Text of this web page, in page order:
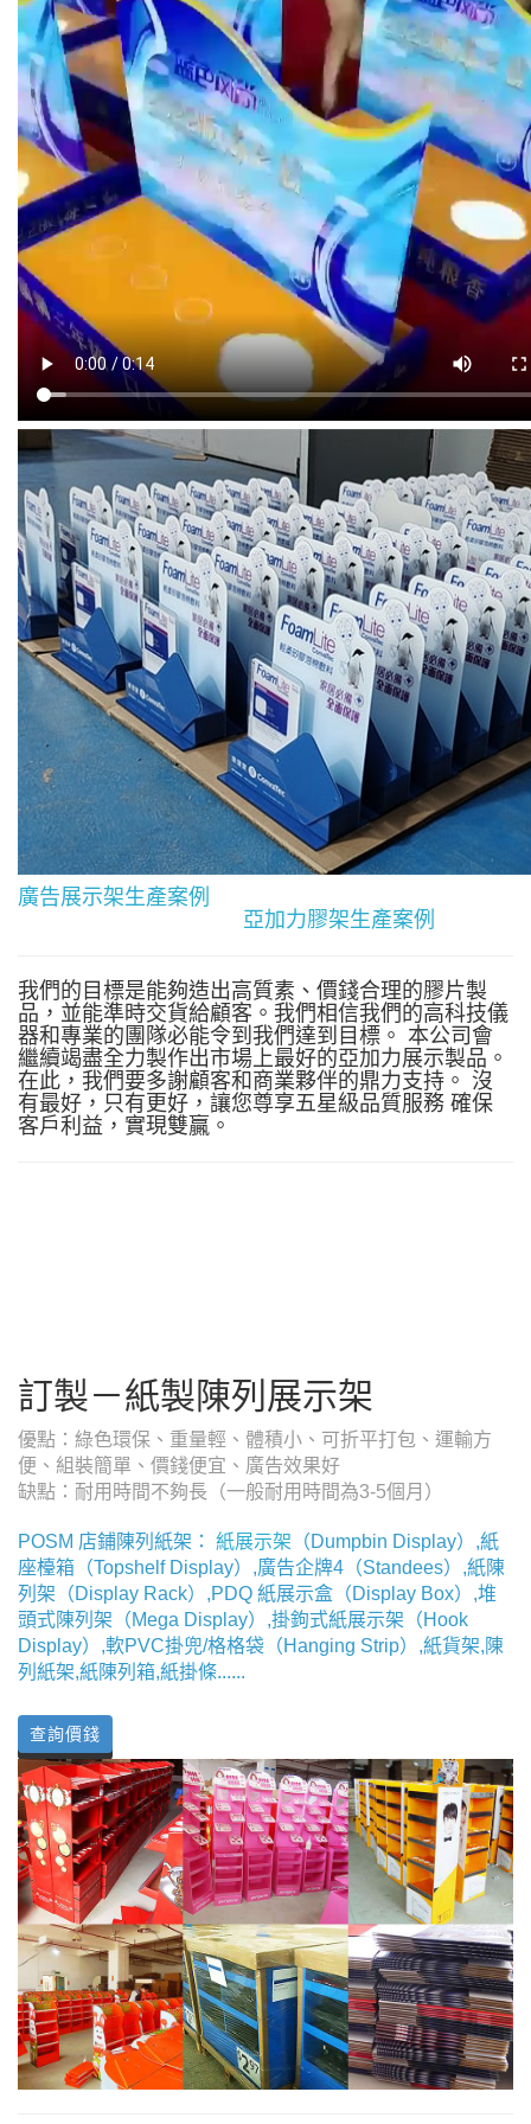
廣告展示架生產案例
亞加力膠架生產案例
我們的目標是能夠造出高質素、價錢合理的膠片製
品，並能準時交貨給顧客。我們相信我們的高科技儀
器和專業的團隊必能令到我們達到目標。 本公司會
繼續竭盡全力製作出市場上最好的亞加力展示製品。
在此，我們要多謝顧客和商業夥伴的鼎力支持。 沒
有最好，只有更好，讓您尊享五星級品質服務 確保
客戶利益，實現雙贏。
訂製－紙製陳列展示架
優點：綠色環保、重量輕、體積小、可折平打包、運輸方
便、組裝簡單、價錢便宜、廣告效果好
缺點：耐用時間不夠長（一般耐用時間為3-5個月）
POSM 店鋪陳列紙架： 紙展示架 （Dumpbin Display）,紙
座檯箱（Topshelf Display）,廣告企牌4（Standees）,紙陳
列架（Display Rack）,PDQ 紙展示盒（Display Box）,堆
頭式陳列架（Mega Display）,掛鉤式紙展示架（Hook
Display）,軟PVC掛兜/格格袋（Hanging Strip）,紙貨架,陳
列紙架,紙陳列箱,紙掛條......
查詢價錢